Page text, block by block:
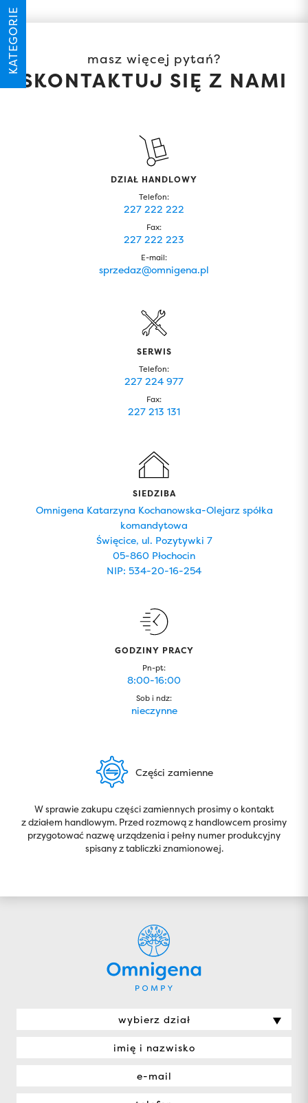
KATEGORIE masz więcej pytań?
SKONTAKTUJ SIĘ Z NAMI
DZIAŁ HANDLOWY
Telefon:
227 222 222
Fax:
227 222 223
E-mail:
sprzedaz@omnigena.pl
SERWIS
Telefon:
227 224 977
Fax:
227 213 131
SIEDZIBA
Omnigena Katarzyna Kochanowska-Olejarz spółka
komandytowa
Święcice, ul. Pozytywki 7
05-860 Płochocin
NIP: 534-20-16-254
GODZINY PRACY
Pn-pt:
8:00-16:00
Sob i ndz:
nieczynne
Części zamienne
W sprawie zakupu części zamiennych prosimy o kontakt
z działem handlowym. Przed rozmową z handlowcem prosimy
przygotować nazwę urządzenia i pełny numer produkcyjny
spisany z tabliczki znamionowej.
wybierz dział